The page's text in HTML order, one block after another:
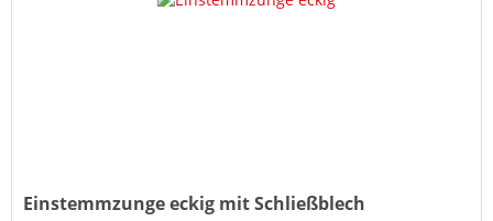
Einstemmzunge eckig mit Schließblech